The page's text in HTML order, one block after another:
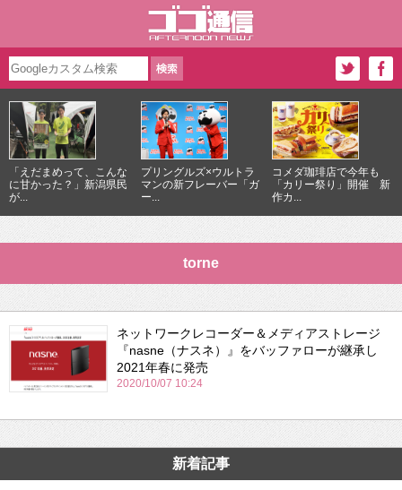
「えだまめって、こんな
に甘かった？」新潟県民
が...
プリングルズ×ウルトラ
マンの新フレーバー「ガ
ー...
コメダ珈琲店で今年も
「カリー祭り」開催 新
作カ...
torne
ネットワークレコーダー＆メディアストレージ
『nasne（ナスネ）』をバッファローが継承し
2021年春に発売
2020/10/07 10:24
新着記事